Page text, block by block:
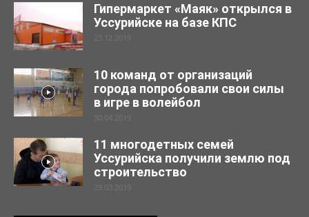
Гипермаркет «Маяк» открылся в
Уссурийске на базе КПС
23.12.2019
10 команд от организаций
города попробовали свои силы
в игре в волейбол
30.04.2019
11 многодетных семей
Уссурийска получили землю под
строительство
29.03.2019